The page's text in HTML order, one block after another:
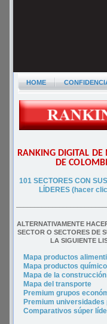
HOME
RANKING DIGITAL DE
DE
101 SECTORES CON
LÍDERES (hacer
ALTERNATIVAMENTE
SECTOR O SECTORES DE
LA SIGUIENTE
Mapa productos
Mapa productos
Mapa de la construcción
Mapa del transporte
Premium grupos
Premium universidades
Comparativos súper